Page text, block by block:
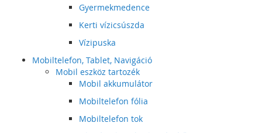
Gyermekmedence
Kerti vízicsúszda
Vízipuska
Mobiltelefon, Tablet, Navigáció
Mobil eszköz tartozék
Mobil akkumulátor
Mobiltelefon fólia
Mobiltelefon tok